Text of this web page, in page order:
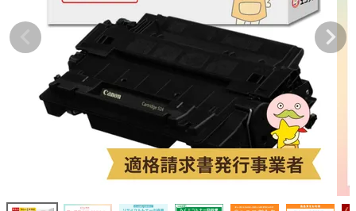
詰め替えインク
互換インクボトル
互換インクカートリッジ
再生インクカートリッジ